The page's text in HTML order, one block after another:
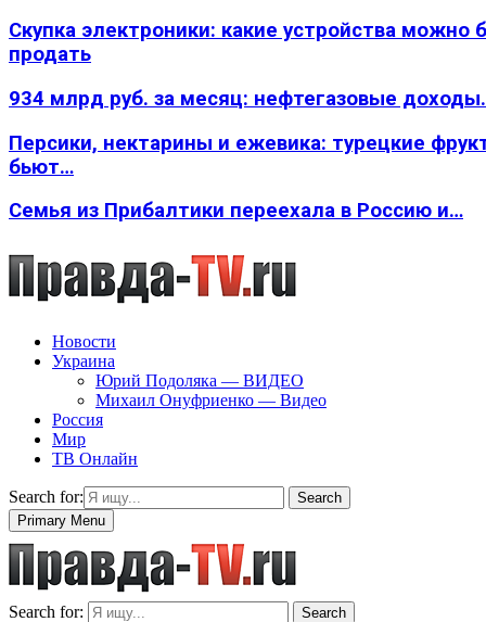
Скупка электроники: какие устройства можно
продать
934 млрд руб. за месяц: нефтегазовые
Персики, нектарины и ежевика: турецкие
бьют…
Семья из Прибалтики переехала в Россию и…
Новости
Украина
Юрий Подоляка — ВИДЕО
Михаил Онуфриенко — Видео
Россия
Мир
ТВ Онлайн
Search for:
Search
Primary Menu
Search for: Search